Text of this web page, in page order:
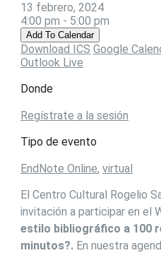
13 febrero, 2024
4:00 pm - 5:00 pm
Add To Calendar
Download ICS Google
Outlook Live
Donde
Regístrate a la sesión
Tipo de evento
EndNote Online, virtual
El Centro Cultural Rogelio
invitación a participar en el
estilo bibliográfico a 100
minutos?. En nuestra